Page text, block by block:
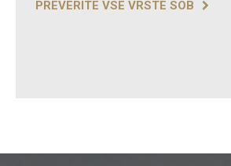
PREVERITE VSE VRSTE SOB